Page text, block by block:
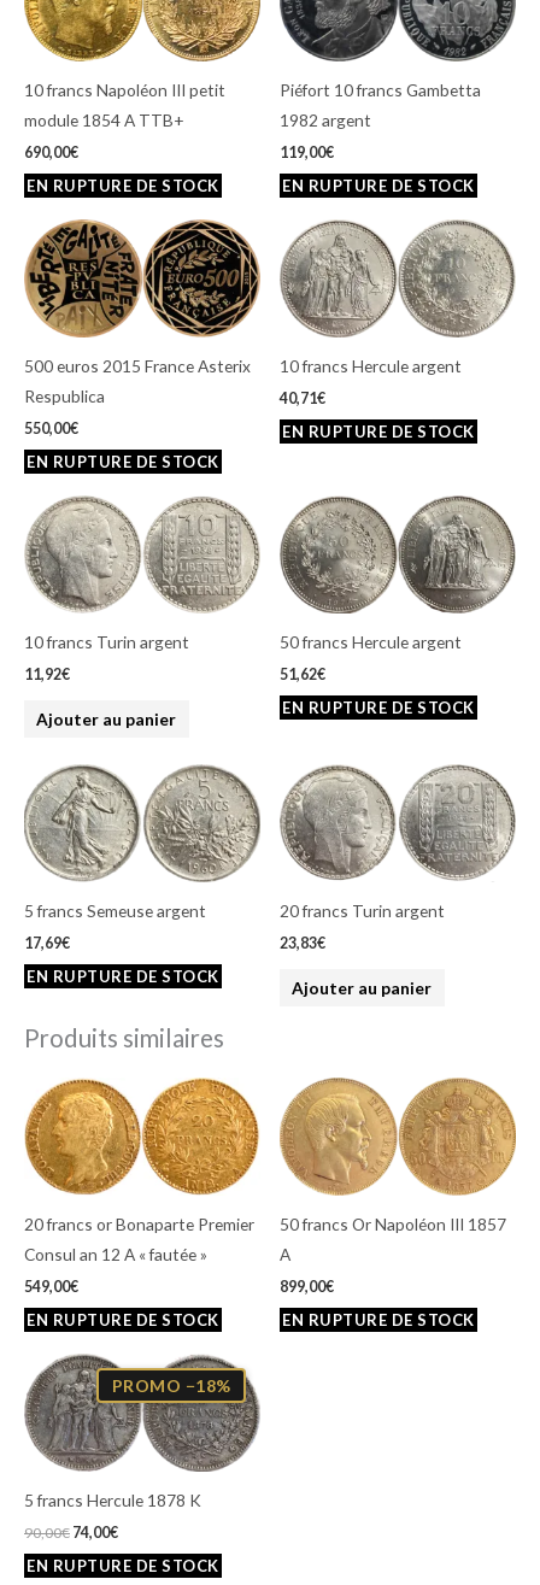
10 francs Napoléon III petit
module 1854 A TTB+
690,00€
Piéfort 10 francs Gambetta
1982 argent
119,00€
500 euros 2015 France Asterix
Respublica
550,00€
10 francs Hercule argent
40,71€
10 francs Turin argent
11,92€
Ajouter au panier
50 francs Hercule argent
51,62€
5 francs Semeuse argent
17,69€
20 francs Turin argent
23,83€
Ajouter au panier
Produits similaires
20 francs or Bonaparte Premier
Consul an 12 A « fautée »
549,00€
50 francs Or Napoléon III 1857
A
899,00€
PROMO −18%
5 francs Hercule 1878 K
90,00€
Le
prix
initial
était :
90,00€.
74,00€
Le
prix
actuel
est :
74,00€.